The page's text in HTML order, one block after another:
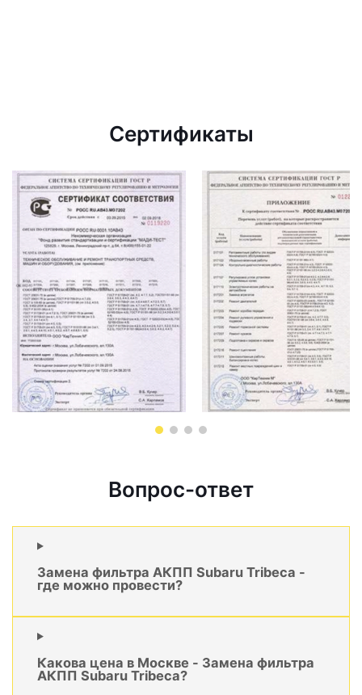
Сертификаты
Вопрос-ответ
Замена фильтра АКПП Subaru Tribeca -
где можно провести?
Какова цена в Москве - Замена фильтра
АКПП Subaru Tribeca?